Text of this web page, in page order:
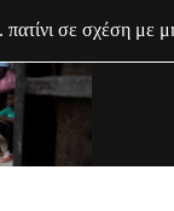
σε σχέση με